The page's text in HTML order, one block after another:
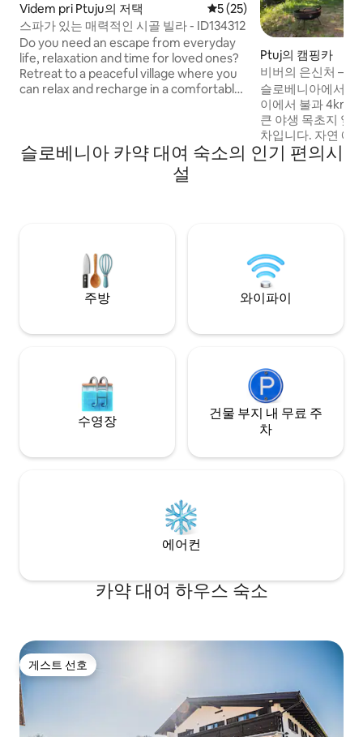
Videm pri Ptuju의 저택 평점 5점(5점 만점), 후기 25
5 (25)
스파가 있는 매력적인 시골 빌라 - ID134312
Do you need an escape from everyday
life, relaxation and time for loved ones?
Retreat to a peaceful village where you
can relax and recharge in a comfortable
outdoor pool, a garden grill, and free
rental bicycles, fitness bikes and a boat
that can be used to ride on the
Ptuj의 캠핑카
비버의 은신처 –
막
슬로베니아에서
이에서 불과 4km
큰 야생 목초지 옆
차입니다. 자연 애
환영합니다! 근처
근할 수 있습니다.
습니다. 반려견의
게 돌보세요. *도착 시 현금으로 별도로 지
불하는 관광세.
슬로베니아 카약 대여 숙소의 인기 편의시
설
주방 와이파이
수영장
건물 부지 내 무료 주
차
에어컨
카약 대여 하우스 숙소
게스트 선호
게스트 선호